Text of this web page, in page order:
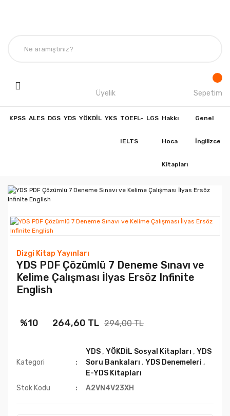
Üyelik Sepetim
KPSS ALES DGS YDS YÖKDİL YKS TOEFL-
IELTS
LGS Hakkı
Hoca
Kitapları
Genel
İngilizce
Dizgi Kitap Yayınları
YDS PDF Çözümlü 7 Deneme Sınavı ve
Kelime Çalışması İlyas Ersöz Infinite
English
%10 264,60 TL 294,00 TL
Kategori
YDS,YÖKDİL Sosyal Kitapları ,YDS
Soru Bankaları ,YDS Denemeleri ,
E-YDS Kitapları
Stok Kodu
A2VN4V23XH